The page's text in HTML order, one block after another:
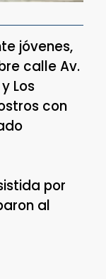
jóvenes,
calle Av.
Los
con
por
al